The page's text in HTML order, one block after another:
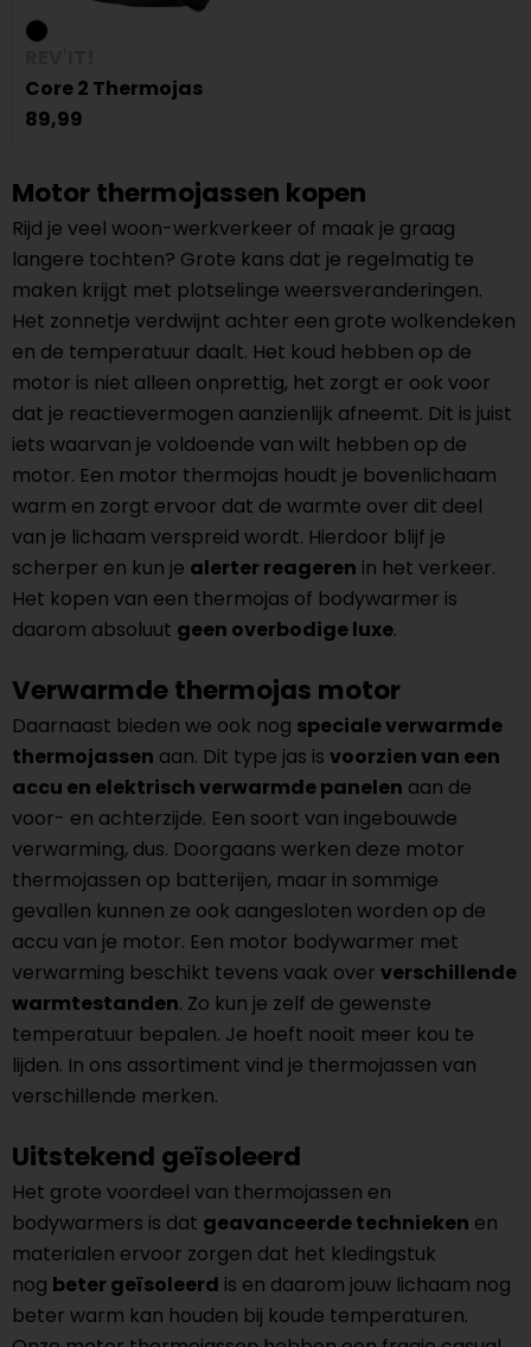
Core 2 Thermojas
89,99
Motor thermojassen kopen
Rijd je veel woon-werkverkeer of maak je graag
langere tochten? Grote kans dat je regelmatig te
maken krijgt met plotselinge weersveranderingen.
Het zonnetje verdwijnt achter een grote wolkendeken
en de temperatuur daalt. Het koud hebben op de
motor is niet alleen onprettig, het zorgt er ook voor
dat je reactievermogen aanzienlijk afneemt. Dit is juist
iets waarvan je voldoende van wilt hebben op de
motor. Een motor thermojas houdt je bovenlichaam
warm en zorgt ervoor dat de warmte over dit deel
van je lichaam verspreid wordt. Hierdoor blijf je
scherper en kun je alerter reageren in het verkeer.
Het kopen van een thermojas of bodywarmer is
daarom absoluut geen overbodige luxe.
Verwarmde thermojas motor
Daarnaast bieden we ook nog speciale verwarmde
thermojassen aan. Dit type jas is voorzien van een
accu en elektrisch verwarmde panelen aan de
voor- en achterzijde. Een soort van ingebouwde
verwarming, dus. Doorgaans werken deze motor
thermojassen op batterijen, maar in sommige
gevallen kunnen ze ook aangesloten worden op de
accu van je motor. Een motor bodywarmer met
verwarming beschikt tevens vaak over verschillende
warmtestanden. Zo kun je zelf de gewenste
temperatuur bepalen. Je hoeft nooit meer kou te
lijden. In ons assortiment vind je thermojassen van
verschillende merken.
Uitstekend geïsoleerd
Het grote voordeel van thermojassen en
bodywarmers is dat geavanceerde technieken en
materialen ervoor zorgen dat het kledingstuk
nog beter geïsoleerd is en daarom jouw lichaam nog
beter warm kan houden bij koude temperaturen.